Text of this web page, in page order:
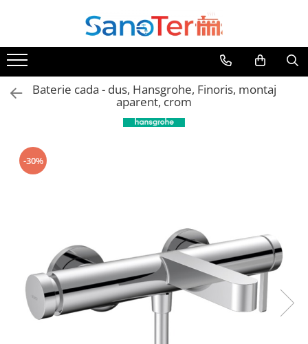
Toate Produsele
Obiecte Sanitare
Lavoare
Lavoare incastrabile
Lavoare sub blat
Vase wc suspendate
Vase wc statative
Seturi vase wc monobloc
Baterie cada - dus, Hansgrohe, Finoris, montaj
aparent, crom
-30%